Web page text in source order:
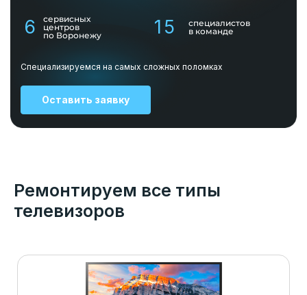
6
сервисных
центров
по Воронежу
15
специалистов
в команде
Специализируемся на самых сложных поломках
Оставить заявку
Ремонтируем все типы
телевизоров